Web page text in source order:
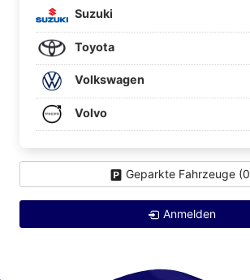
Suzuki
Toyota
Volkswagen
Volvo
Geparkte Fahrzeuge (0
Anmelden